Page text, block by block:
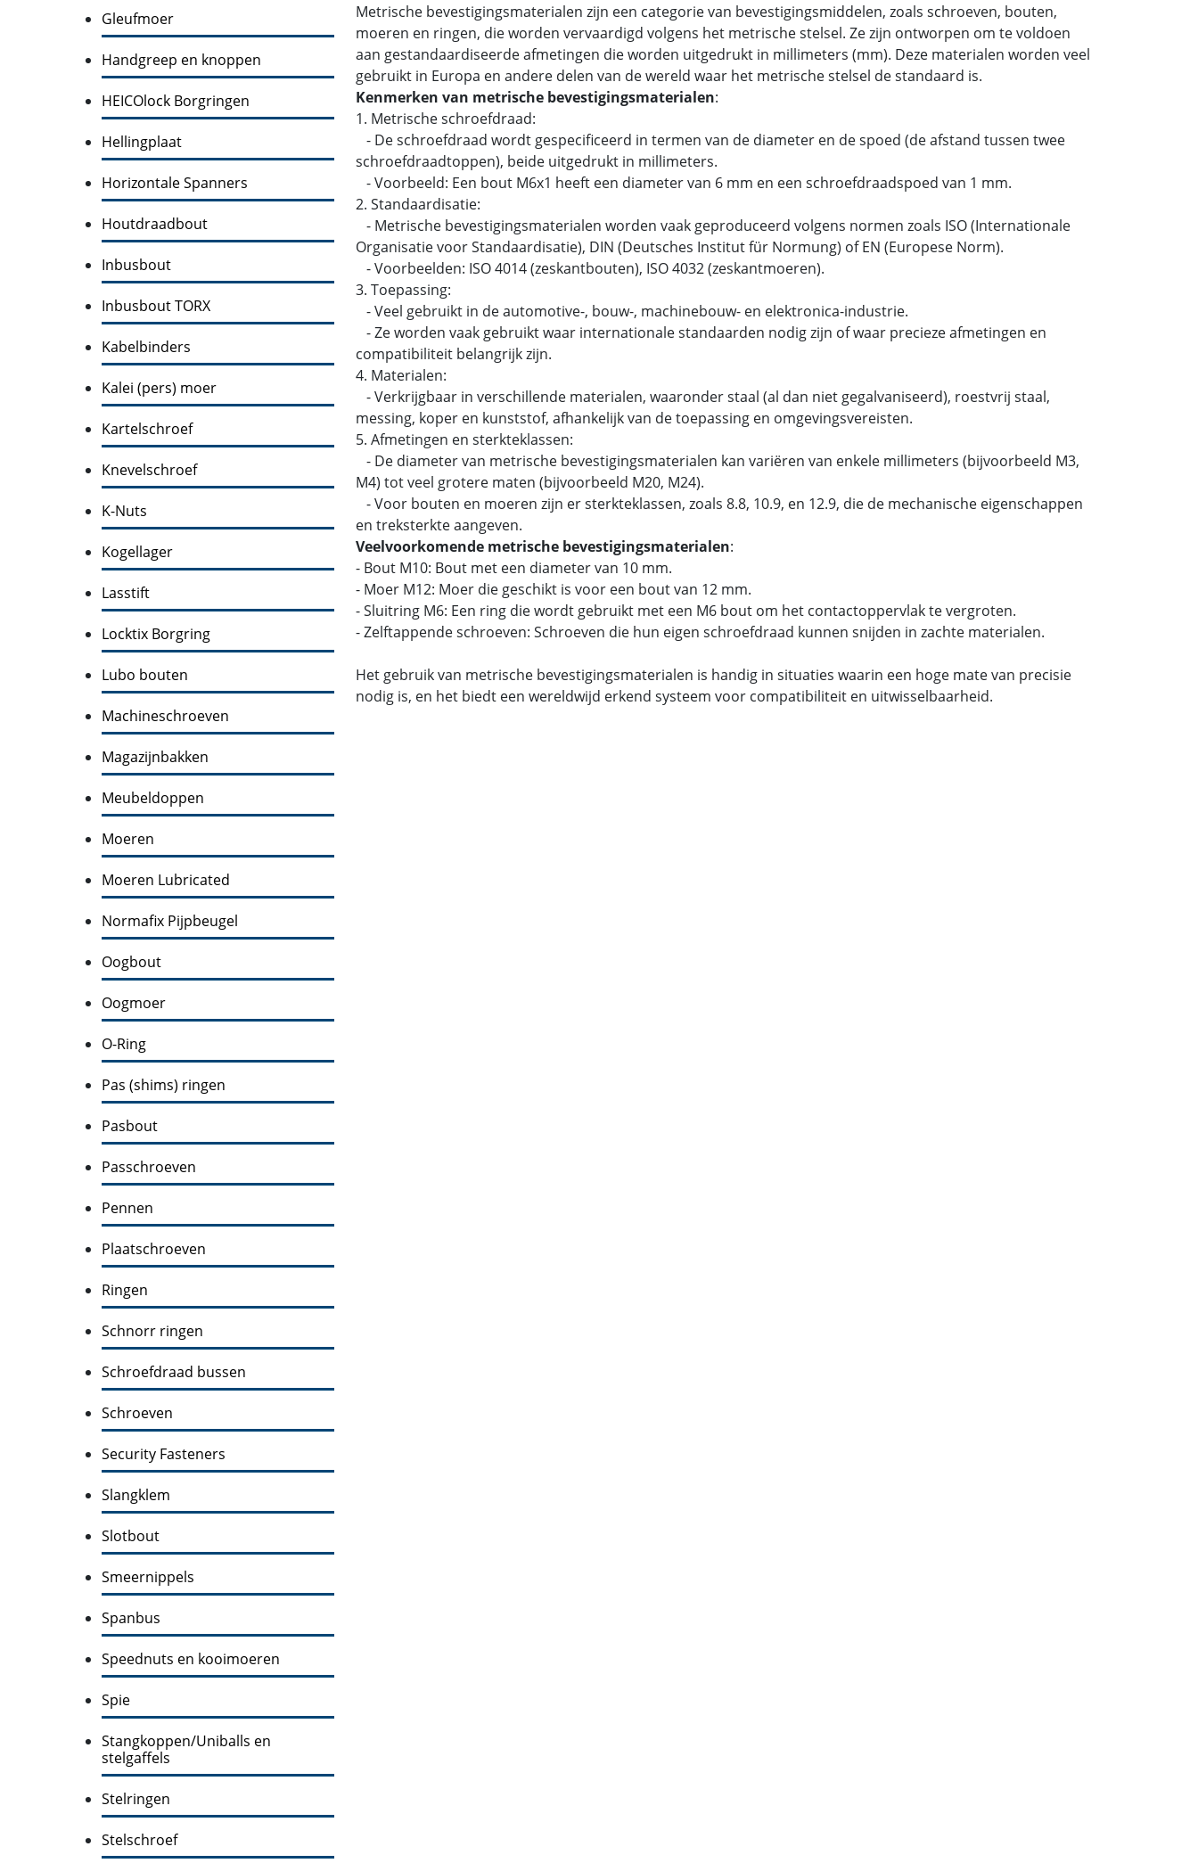
Gleufmoer
Handgreep en knoppen
HEICOlock Borgringen
Hellingplaat
Horizontale Spanners
Houtdraadbout
Inbusbout
Inbusbout TORX
Kabelbinders
Kalei (pers) moer
Kartelschroef
Knevelschroef
K-Nuts
Kogellager
Lasstift
Locktix Borgring
Lubo bouten
Machineschroeven
Magazijnbakken
Meubeldoppen
Moeren
Moeren Lubricated
Normafix Pijpbeugel
Oogbout
Oogmoer
O-Ring
Pas (shims) ringen
Pasbout
Passchroeven
Pennen
Plaatschroeven
Ringen
Schnorr ringen
Schroefdraad bussen
Schroeven
Security Fasteners
Slangklem
Slotbout
Smeernippels
Spanbus
Speednuts en kooimoeren
Spie
Stangkoppen/Uniballs en
stelgaffels
Stelringen
Stelschroef
Metrische bevestigingsmaterialen zijn een categorie van bevestigingsmiddelen, zoals schroeven, bouten,
moeren en ringen, die worden vervaardigd volgens het metrische stelsel. Ze zijn ontworpen om te voldoen
aan gestandaardiseerde afmetingen die worden uitgedrukt in millimeters (mm). Deze materialen worden veel
gebruikt in Europa en andere delen van de wereld waar het metrische stelsel de standaard is.
Kenmerken van metrische bevestigingsmaterialen:
1. Metrische schroefdraad:
- De schroefdraad wordt gespecificeerd in termen van de diameter en de spoed (de afstand tussen twee
schroefdraadtoppen), beide uitgedrukt in millimeters.
- Voorbeeld: Een bout M6x1 heeft een diameter van 6 mm en een schroefdraadspoed van 1 mm.
2. Standaardisatie:
- Metrische bevestigingsmaterialen worden vaak geproduceerd volgens normen zoals ISO (Internationale
Organisatie voor Standaardisatie), DIN (Deutsches Institut für Normung) of EN (Europese Norm).
- Voorbeelden: ISO 4014 (zeskantbouten), ISO 4032 (zeskantmoeren).
3. Toepassing:
- Veel gebruikt in de automotive-, bouw-, machinebouw- en elektronica-industrie.
- Ze worden vaak gebruikt waar internationale standaarden nodig zijn of waar precieze afmetingen en
compatibiliteit belangrijk zijn.
4. Materialen:
- Verkrijgbaar in verschillende materialen, waaronder staal (al dan niet gegalvaniseerd), roestvrij staal,
messing, koper en kunststof, afhankelijk van de toepassing en omgevingsvereisten.
5. Afmetingen en sterkteklassen:
- De diameter van metrische bevestigingsmaterialen kan variëren van enkele millimeters (bijvoorbeeld M3,
M4) tot veel grotere maten (bijvoorbeeld M20, M24).
- Voor bouten en moeren zijn er sterkteklassen, zoals 8.8, 10.9, en 12.9, die de mechanische eigenschappen
en treksterkte aangeven.
Veelvoorkomende metrische bevestigingsmaterialen:
- Bout M10: Bout met een diameter van 10 mm.
- Moer M12: Moer die geschikt is voor een bout van 12 mm.
- Sluitring M6: Een ring die wordt gebruikt met een M6 bout om het contactoppervlak te vergroten.
- Zelftappende schroeven: Schroeven die hun eigen schroefdraad kunnen snijden in zachte materialen.
Het gebruik van metrische bevestigingsmaterialen is handig in situaties waarin een hoge mate van precisie
nodig is, en het biedt een wereldwijd erkend systeem voor compatibiliteit en uitwisselbaarheid.